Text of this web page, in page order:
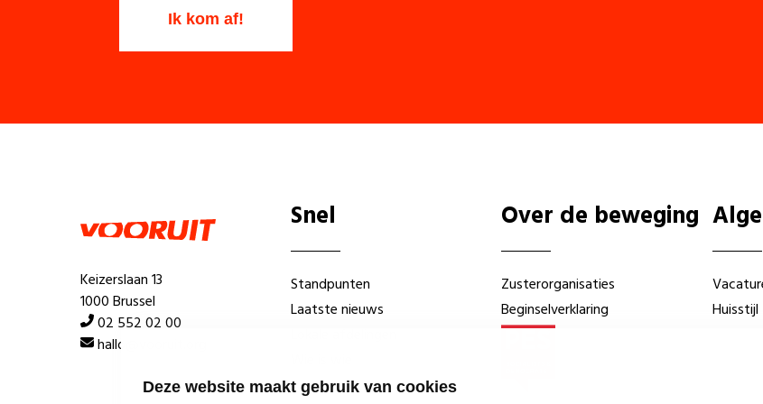
Deze website maakt gebruik van cookies
Keizerslaan 13
1000 Brussel
02 552 02 00
hallo@vooruit.org
Snel
Standpunten
Laatste nieuws
Over de beweging
Zusterorganisaties
Beginselverklaring
Huisstijl